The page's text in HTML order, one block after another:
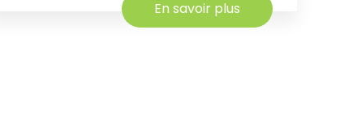
En savoir plus